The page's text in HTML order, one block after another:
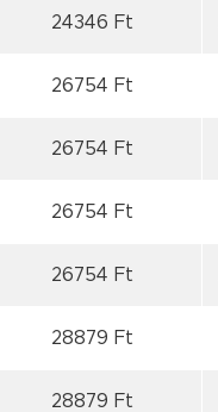
24346 Ft
26754 Ft
26754 Ft
26754 Ft
26754 Ft
28879 Ft
28879 Ft